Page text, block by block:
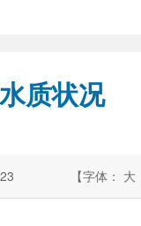
质状况
【字体： 大